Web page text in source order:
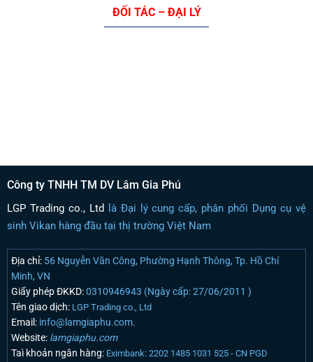
ĐỐI TÁC – ĐẠI LÝ
Công ty TNHH TM DV Lâm Gia Phú
LGP Trading co., Ltd là Đại lý cung cấp, phân phối Dụng cụ vệ
sinh Vikan hàng đầu tại thị trường Việt Nam
Địa chỉ:56 Nguyễn Văn Công, Phường Hạnh Thông, Tp. Hồ Chí
Minh, VN
Giấy phép ĐKKD:0310946943 (Ngày cấp: 27/06/2011 )
Tên giao dịch: LGP Trading co., Ltd
Email:info@lamgiaphu.com.
Website:lamgiaphu.com
Taì khoản ngân hàng: Eximbank: 2202 1485 1031 525 - CN PGD